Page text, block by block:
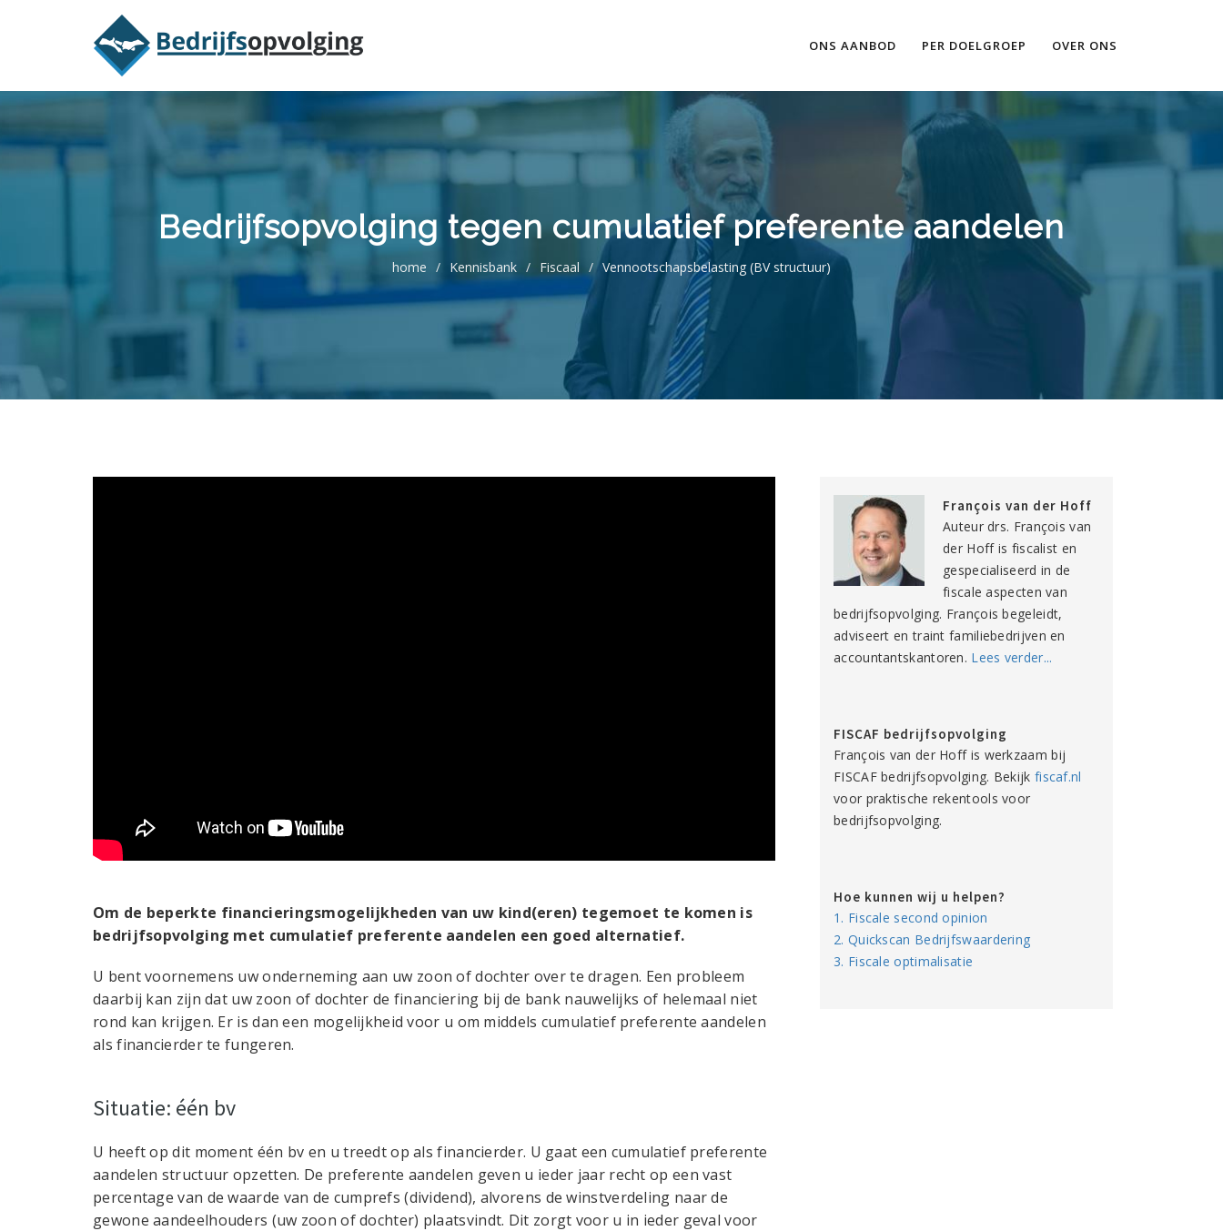
ONS AANBOD PER DOELGROEP OVER ONS
Bedrijfsopvolging tegen cumulatief preferente aandelen
home / Kennisbank / Fiscaal / Vennootschapsbelasting (BV structuur)
Om de beperkte financieringsmogelijkheden van uw kind(eren) tegemoet te komen is
bedrijfsopvolging met cumulatief preferente aandelen een goed alternatief.
U bent voornemens uw onderneming aan uw zoon of dochter over te dragen. Een probleem
daarbij kan zijn dat uw zoon of dochter de financiering bij de bank nauwelijks of helemaal niet
rond kan krijgen. Er is dan een mogelijkheid voor u om middels cumulatief preferente aandelen
als financierder te fungeren.
Situatie: één bv
U heeft op dit moment één bv en u treedt op als financierder. U gaat een cumulatief preferente
aandelen structuur opzetten. De preferente aandelen geven u ieder jaar recht op een vast
percentage van de waarde van de cumprefs (dividend), alvorens de winstverdeling naar de
gewone aandeelhouders (uw zoon of dochter) plaatsvindt. Dit zorgt voor u in ieder geval voor
François van der Hoff
Auteur drs. François van
der Hoff is fiscalist en
gespecialiseerd in de
fiscale aspecten van
bedrijfsopvolging. François begeleidt,
adviseert en traint familiebedrijven en
accountantskantoren. Lees verder...
FISCAF bedrijfsopvolging
François van der Hoff is werkzaam bij
FISCAF bedrijfsopvolging. Bekijk fiscaf.nl
voor praktische rekentools voor
bedrijfsopvolging.
Hoe kunnen wij u helpen?
1. Fiscale second opinion
2. Quickscan Bedrijfswaardering
3. Fiscale optimalisatie
Oriëntatiememo bedrijfsopvolging voor fiscaal juridisch advies